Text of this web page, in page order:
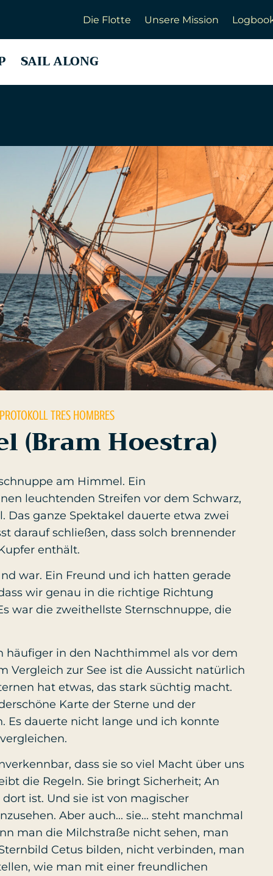
Die Flotte Unsere Mission
SAIL ALONG
TRES HOMBRES
(Bram Hoestra)
am Himmel. Ein
leuchtenden Streifen vor dem Schwarz,
Das ganze Spektakel dauerte etwa zwei
darauf schließen, dass solch brennender
enthält.
war. Ein Freund und ich hatten gerade
wir genau in die richtige Richtung
war die zweithellste Sternschnuppe, die
häufiger in den Nachthimmel als vor dem
Vergleich zur See ist die Aussicht natürlich
hat etwas, das stark süchtig macht.
Karte der Sterne und der
Es dauerte nicht lange und ich konnte
dass sie so viel Macht über uns
die Regeln. Sie bringt Sicherheit; An
ist. Und sie ist von magischer
Aber auch... sie... steht manchmal
man die Milchstraße nicht sehen, man
Cetus bilden, nicht verbinden, man
wie man mit einer freundlichen